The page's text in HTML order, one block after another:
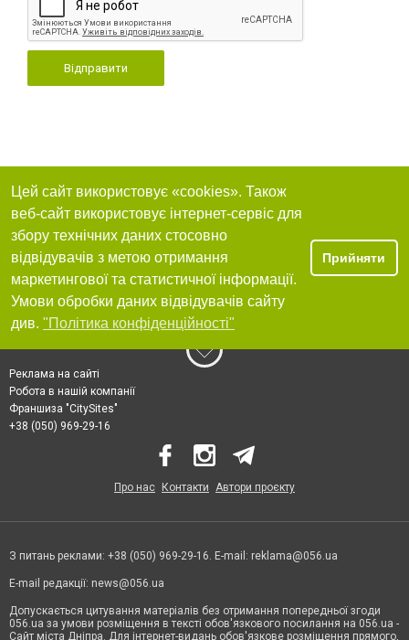
Відправити
Цей сайт використовує «cookies». Також
веб-сайт використовує інтернет-сервіс для
збору технічних даних стосовно
відвідувачів з метою отримання
маркетингової та статистичної інформації.
Умови обробки даних відвідувачів сайту
див. "Політика конфіденційності"
Прийняти
Реклама на сайті
Робота в нашій компанії
Франшиза "CitySites"
+38 (050) 969-29-16
Про нас Контакти Автори проєкту
З питань реклами: +38 (050) 969-29-16. E-mail: reklama@056.ua
E-mail редакції: news@056.ua
Допускається цитування матеріалів без отримання попередньої згоди
056.ua за умови розміщення в тексті обов'язкового посилання на 056.ua -
Сайт міста Дніпра. Для інтернет-видань обов'язкове розміщення прямого,